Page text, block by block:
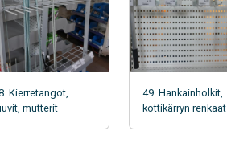
Kierretangot,
mutterit
49. Hankainholkit,
kottikärryn renkaat